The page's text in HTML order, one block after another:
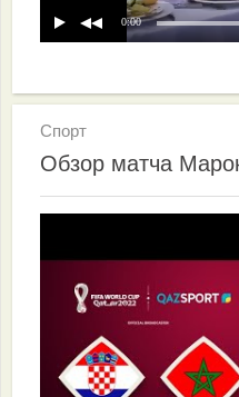
0:00
Спорт
Обзор матча